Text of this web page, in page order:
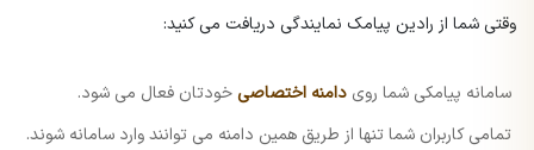
وقتی شما از رادین پیامک نمایندگی دریافت می کنید:
سامانه پیامکی شما روی دامنه اختصاصیخودتان فعال می شود.
تمامی کاربران شما تنها از طریق همین دامنه می توانند وارد سامانه شوند.